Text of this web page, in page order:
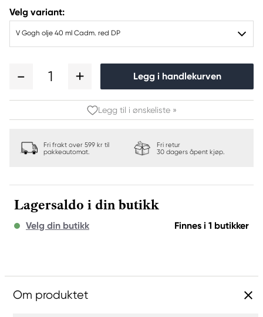
Velg variant:
V Gogh olje 40 ml Cadm. red DP
1 Legg i handlekurven
Legg til i ønskeliste »
Fri frakt over 599 kr til
pakkeautomat.
Fri retur
30 dagers åpent kjøp.
Lagersaldo i din butikk
Velg din butikk Finnes i 1 butikker
Om produktet